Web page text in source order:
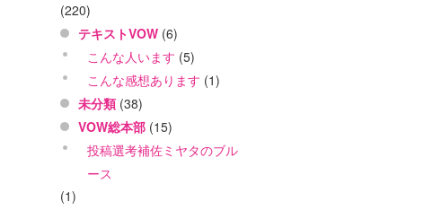
(220)
テキストVOW (6)
こんな人います (5)
こんな感想あります (1)
未分類 (38)
VOW総本部 (15)
投稿選考補佐ミヤタのブル
ース
(1)